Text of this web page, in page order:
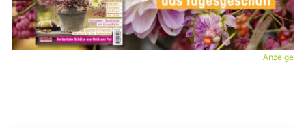
Anzeige